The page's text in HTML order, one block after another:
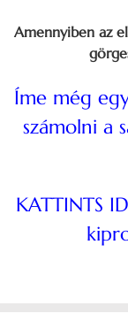
Amennyiben az
Íme még
számolni a
KATTINTS